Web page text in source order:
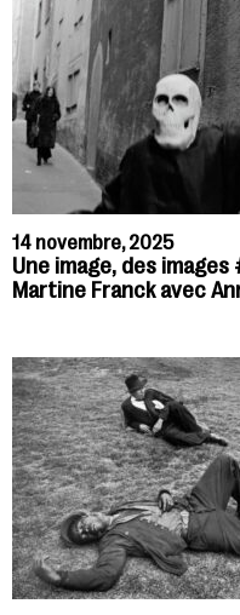
14 novembre, 2025
Une image, des images
Martine Franck avec